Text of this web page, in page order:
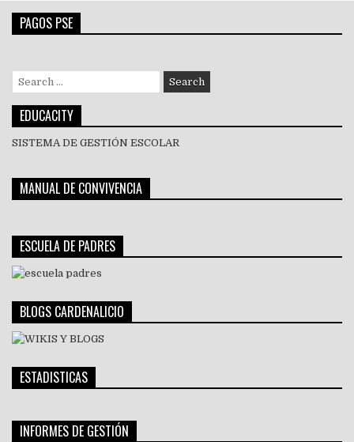
PAGOS PSE
Search
for:
EDUCACITY
SISTEMA DE GESTIÓN ESCOLAR
MANUAL DE CONVIVENCIA
ESCUELA DE PADRES
BLOGS CARDENALICIO
ESTADISTICAS
INFORMES DE GESTIÓN